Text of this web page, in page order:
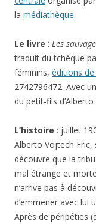
la médiathèque.
Le livre : Les
traduit du tchèque
féminins, éditions de
2742796472. Avec
du petit-fils d’Alberto
L’histoire : juillet
Alberto Vojtech Fric,
découvre que la
mal étrange et
n’arrive pas à
d’emmener avec lui
Après de péripéties